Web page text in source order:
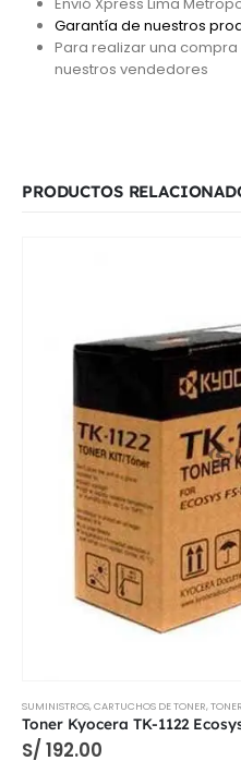
Garantía de nuestros
Para realizar una
nuestros vendedores
PRODUCTOS
SUMINISTROS,CARTUCHOS DE TONER,
S/ 192.00